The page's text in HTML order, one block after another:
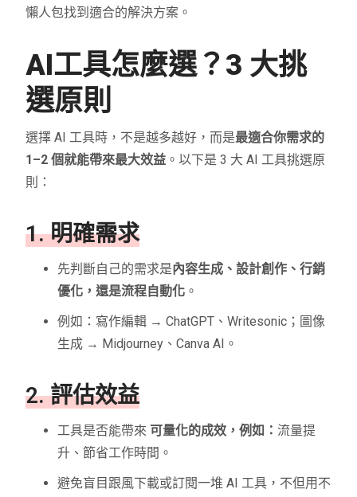
懶人包找到適合的解決方案。
AI工具怎麼選？3 大挑
選原則
選擇 AI 工具時，不是越多越好，而是最適合你需求的
1–2 個就能帶來最大效益 。以下是 3 大 AI 工具挑選原
則：
1. 明確需求
先判斷自己的需求是內容生成、設計創作、行銷
優化，還是流程自動化 。
例如：寫作編輯 → ChatGPT、Writesonic；圖像
生成 → Midjourney、Canva AI。
2. 評估效益
工具是否能帶來 可量化的成效，例如：流量提
升、節省工作時間。
避免盲目跟風下載或訂閱一堆 AI 工具，不但用不